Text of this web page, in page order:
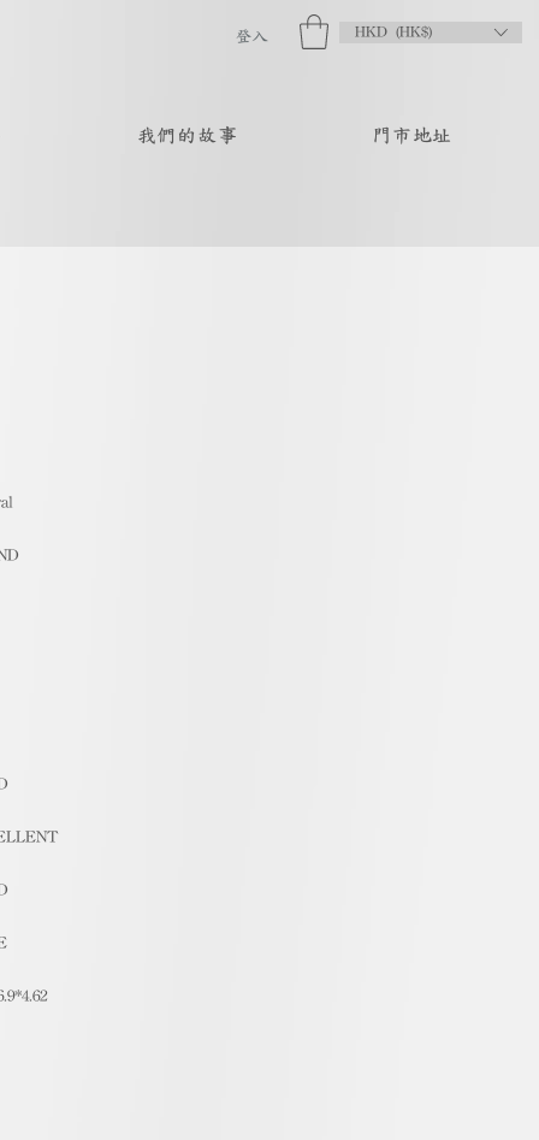
登入 HKD (HK$)
我們的故事 門市地址